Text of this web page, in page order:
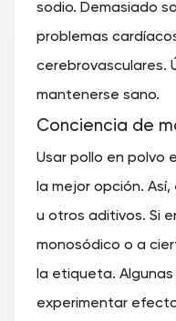
sodio. Demasiado
problemas
cerebrovasculares.
mantenerse sano.
Conciencia de
Usar pollo en polvo
la mejor opción.
u otros aditivos. Si
monosódico o a
la etiqueta.
experimentar